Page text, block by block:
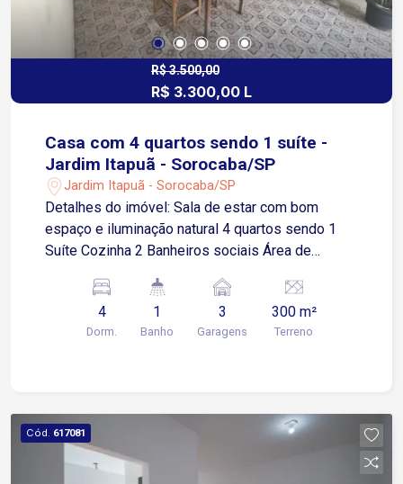
R$ 3.500,00
R$ 3.300,00 L
Casa com 4 quartos sendo 1 suíte -
Jardim Itapuã - Sorocaba/SP
Jardim Itapuã - Sorocaba/SP
Detalhes do imóvel: Sala de estar com bom
espaço e iluminação natural 4 quartos sendo 1
Suíte Cozinha 2 Banheiros sociais Área de
gourmet com churrasqueira Quintal Localização A
apenas 3 minutos da Avenida Ipanema, uma das
principais vias da região, com ampla oferta de
conveniências Região com boa mobilidade
urbana e fácil deslocamento para diferentes
pontos da cidade Entre em contato e agende sua
4
Dorm.
1
Banho
3
Garagens
300 m²
Terreno
Cód. 617081